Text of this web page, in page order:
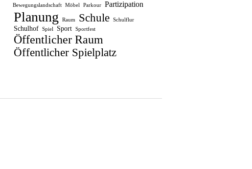
Bewegungslandschaft
Möbel Parkour Partizipation
Planung Raum Schule Schulflur
Schulhof Spiel Sport Sportfest
Öffentlicher Raum
Öffentlicher Spielplatz